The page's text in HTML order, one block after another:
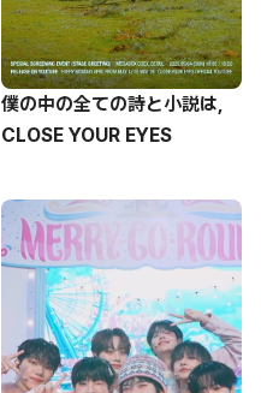
僕の中の全ての詩と小説は,
CLOSE YOUR EYES